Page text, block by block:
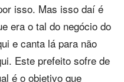
isso. Mas isso daí é
era o tal do negócio do
e canta lá para não
Este prefeito sofre de
é o objetivo que